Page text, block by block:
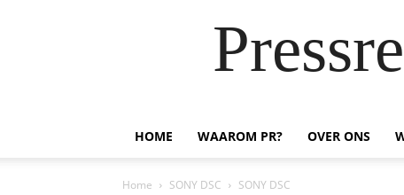
HOME WAAROM PR? OVER ONS
Home SONY DSC SONY DSC